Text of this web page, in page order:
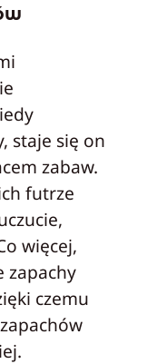
staje się on
zabaw.
futrze
więcej,
zapachy
czemu